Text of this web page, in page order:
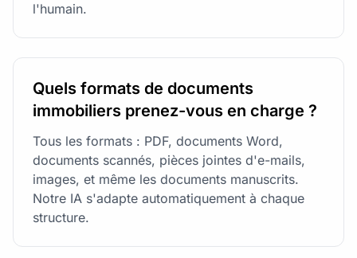
l'humain.
Quels formats de documents
immobiliers prenez-vous en charge ?
Tous les formats : PDF, documents Word,
documents scannés, pièces jointes d'e-mails,
images, et même les documents manuscrits.
Notre IA s'adapte automatiquement à chaque
structure.